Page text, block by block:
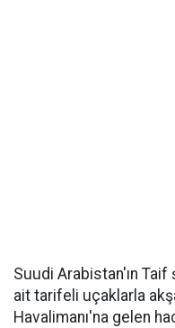
Suudi Arabistan'ın Taif
ait tarifeli uçaklarla
Havalimanı'na gelen